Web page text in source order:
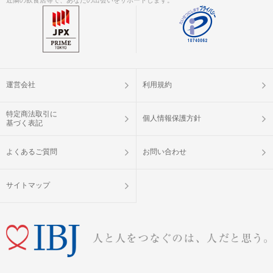
運営会社 利用規約
特定商法取引に
基づく表記
個人情報保護方針
よくあるご質問 お問い合わせ
サイトマップ